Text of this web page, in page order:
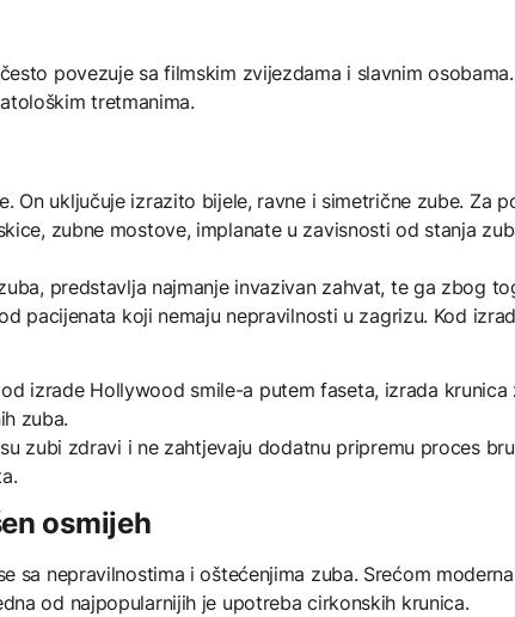
povezuje sa filmskim zvijezdama i slavnim
tretmanima.
uključuje izrazito bijele, ravne i simetrične zube. Za
zubne mostove, implanate u zavisnosti od stanja
predstavlja najmanje invazivan zahvat, te ga zbog
pacijenata koji nemaju nepravilnosti u zagrizu. Kod
izrade Hollywood smile-a putem faseta, izrada krunica
zuba.
zubi zdravi i ne zahtjevaju dodatnu pripremu proces
osmijeh
sa nepravilnostima i oštećenjima zuba. Srećom moderna
od najpopularnijih je upotreba cirkonskih krunica.